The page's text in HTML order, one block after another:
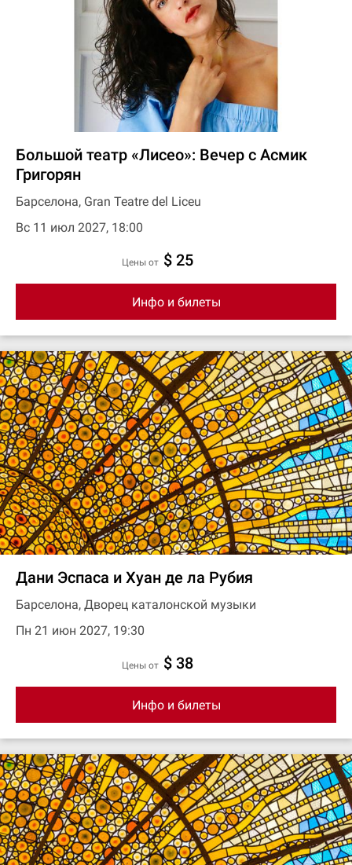
Большой театр «Лисео»: Вечер с Асмик
Григорян
Барселона, Gran Teatre del Liceu
Вс 11 июл 2027, 18:00
цены от $ 25
Инфо и билеты
Дани Эспаса и Хуан де ла Рубия
Барселона, Дворец каталонской музыки
Пн 21 июн 2027, 19:30
цены от $ 38
Инфо и билеты